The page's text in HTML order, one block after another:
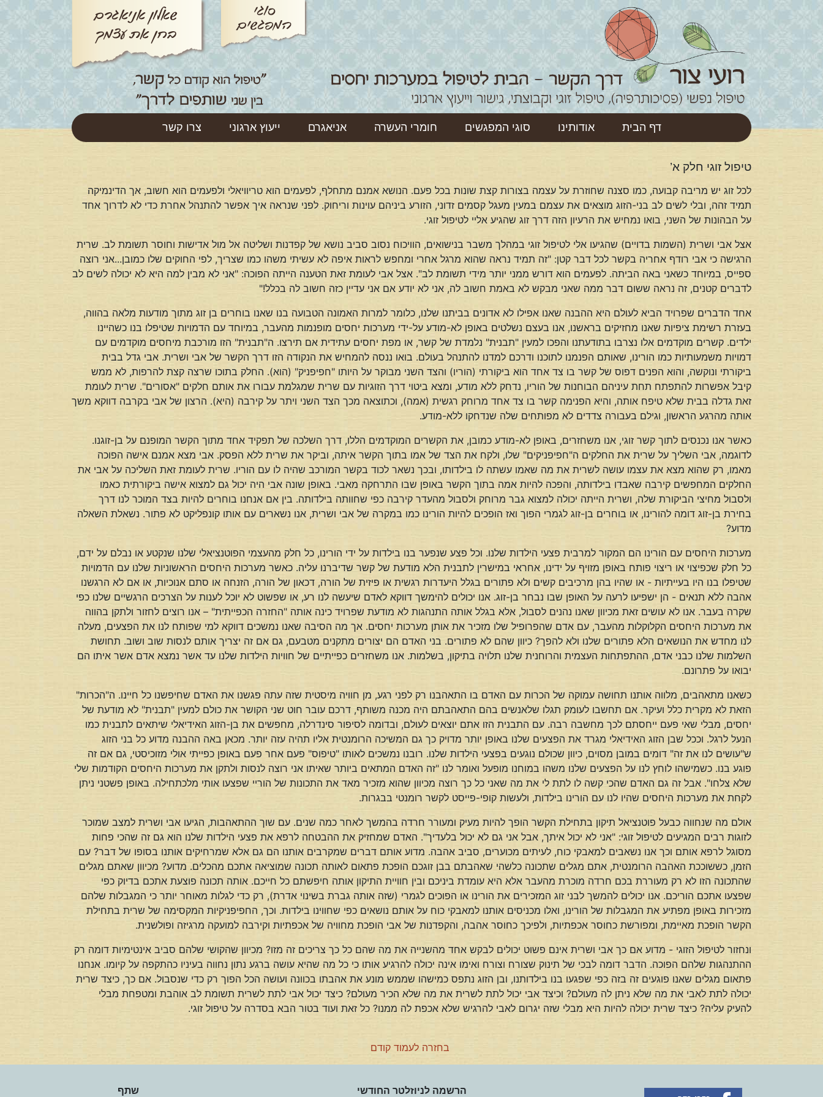
דף הבית אודותינו סוגי המפגשים חומרי העשרה אניאגרם ייעוץ ארגוני צרו קשר
טיפול זוגי חלק א’
לכל זוג יש מריבה קבועה, כמו סצנה שחוזרת על עצמה בצורות קצת שונות בכל פעם. הנושא אמנם מתחלף, לפעמים הוא טריוויאלי ולפעמים הוא חשוב, אך הדינמיקה
תמיד זהה, ובלי לשים לב בני-הזוג מוצאים את עצמם במעין מעגל קסמים זדוני, הזורע ביניהם עוינות וריחוק. לפני שנראה איך אפשר להתנהל אחרת כדי לא לדרוך אחד
על הבהונות של השני, בואו נמחיש את הרעיון הזה דרך זוג שהגיע אליי לטיפול זוגי.
אצל אבי ושרית (השמות בדויים) שהגיעו אלי לטיפול זוגי במהלך משבר בנישואים, הוויכוח נסוב סביב נושא של קפדנות ושליטה אל מול אדישות וחוסר תשומת לב. שרית
הרגישה כי אבי רודף אחריה בקשר לכל דבר קטן: "זה תמיד נראה שהוא מרגל אחרי ומחפש לראות איפה לא עשיתי משהו כמו שצריך, לפי החוקים שלו כמובן...אני רוצה
ספייס, במיוחד כשאני באה הביתה. לפעמים הוא דורש ממני יותר מידי תשומת לב". אצל אבי לעומת זאת הטענה הייתה הפוכה: "אני לא מבין למה היא לא יכולה לשים לב
לדברים קטנים, זה נראה ששום דבר ממה שאני מבקש לא באמת חשוב לה, אני לא יודע אם אני עדיין כזה חשוב לה בכלל!"
אחד הדברים שפרויד הביא לעולם היא ההבנה שאנו אפילו לא אדונים בביתנו שלנו, כלומר למרות האמונה הטבועה בנו שאנו בוחרים בן זוג מתוך מודעות מלאה בהווה,
בעזרת רשימת ציפיות שאנו מחזיקים בראשנו, אנו בעצם נשלטים באופן לא-מודע על-ידי מערכות יחסים מופנמות מהעבר, במיוחד עם הדמויות שטיפלו בנו כשהיינו
ילדים. קשרים מוקדמים אלו נצרבו בתודעתנו והפכו למעין "תבנית" נלמדת של קשר, או מפת יחסים עתידית אם תירצו. ה"תבנית" הזו מורכבת מיחסים מוקדמים עם
דמויות משמעותיות כמו הורינו, שאותם הפנמנו לתוכנו ודרכם למדנו להתנהל בעולם. בואו ננסה להמחיש את הנקודה הזו דרך הקשר של אבי ושרית. אבי גדל בבית
ביקורתי ונוקשה, והוא הפנים דפוס של קשר בו צד אחד הוא ביקורתי (הוריו) והצד השני מבוקר על היותו "חפיפניק" (הוא). החלק בתוכו שרצה קצת להרפות, לא ממש
קיבל אפשרות להתפתח תחת עיניהם הבוחנות של הוריו, נדחק ללא מודע, ומצא ביטוי דרך הזוגיות עם שרית שמגלמת עבורו את אותם חלקים "אסורים". שרית לעומת
זאת גדלה בבית שלא טיפח אותה, והיא הפנימה קשר בו צד אחד מרוחק רגשית (אמה), וכתוצאה מכך הצד השני ויתר על קירבה (היא). הרצון של אבי בקרבה דווקא משך
אותה מהרגע הראשון, וגילם בעבורה צדדים לא מפותחים שלה שנדחקו ללא-מודע.
כאשר אנו נכנסים לתוך קשר זוגי, אנו משחזרים, באופן לא-מודע כמובן, את הקשרים המוקדמים הללו, דרך השלכה של תפקיד אחד מתוך הקשר המופנם על בן-זוגנו.
לדוגמה, אבי השליך על שרית את החלקים ה"חפיפניקים" שלו, ולקח את הצד של אמו בתוך הקשר איתה, וביקר את שרית ללא הפסק. אבי מצא אמנם אישה הפוכה
מאמו, רק שהוא מצא את עצמו עושה לשרית את מה שאמו עשתה לו בילדותו, ובכך נשאר לכוד בקשר המורכב שהיה לו עם הוריו. שרית לעומת זאת השליכה על אבי את
החלקים המחפשים קירבה שאבדו בילדותה, והפכה להיות אמה בתוך הקשר באופן שבו התרחקה מאבי. באופן שונה אבי היה יכול גם למצוא אישה ביקורתית כאמו
ולסבול מחיצי הביקורת שלה, ושרית הייתה יכולה למצוא גבר מרוחק ולסבול מהעדר קירבה כפי שחוותה בילדותה. בין אם אנחנו בוחרים להיות בצד המוכר לנו דרך
בחירת בן-זוג דומה להורינו, או בוחרים בן-זוג לגמרי הפוך ואז הופכים להיות הורינו כמו במקרה של אבי ושרית, אנו נשארים עם אותו קונפליקט לא פתור. נשאלת השאלה
מדוע?
מערכות היחסים עם הורינו הם המקור למרבית פצעי הילדות שלנו. וכל פצע שנפער בנו בילדות על ידי הורינו, כל חלק מהעצמי הפוטנציאלי שלנו שנקטע או נבלם על ידם,
כל חלק שכפיצוי או ריצוי פותח באופן מזויף על ידינו, אחראי במישרין לתבנית הלא מודעת של קשר שדיברנו עליה. כאשר מערכות היחסים הראשוניות שלנו עם הדמויות
שטיפלו בנו היו בעייתיות - או שהיו בהן מרכיבים קשים ולא פתורים בגלל היעדרות רגשית או פיזית של הורה, דכאון של הורה, הזנחה או סתם אנוכיות, או אם לא הרגשנו
אהבה ללא תנאים - הן ישפיעו לרעה על האופן שבו נבחר בן-זוג. אנו יכולים להימשך דווקא לאדם שיעשה לנו רע, או שפשוט לא יוכל לענות על הצרכים הרגשיים שלנו כפי
שקרה בעבר. אנו לא עושים זאת מכיוון שאנו נהנים לסבול, אלא בגלל אותה התנהגות לא מודעת שפרויד כינה אותה "החזרה הכפייתית" – אנו רוצים לחזור ולתקן בהווה
את מערכות היחסים הקלוקלות מהעבר, עם אדם שהפרופיל שלו מזכיר את אותן מערכות יחסים. אך מה הסיבה שאנו נמשכים דווקא למי שפותח לנו את הפצעים, מעלה
לנו מחדש את הנושאים הלא פתורים שלנו ולא להפך? כיוון שהם לא פתורים. בני האדם הם יצורים מתקנים מטבעם, גם אם זה יצריך אותם לנסות שוב ושוב. תחושת
השלמות שלנו כבני אדם, ההתפתחות העצמית והרוחנית שלנו תלויה בתיקון, בשלמות. אנו משחזרים כפייתיים של חוויות הילדות שלנו עד אשר נמצא אדם אשר איתו הם
יבואו על פתרונם.
כשאנו מתאהבים, מלווה אותנו תחושה עמוקה של הכרות עם האדם בו התאהבנו רק לפני רגע, מן חוויה מיסטית שזה עתה פגשנו את האדם שחיפשנו כל חיינו. ה"הכרות"
הזאת לא מקרית כלל ועיקר. אם תחשבו לעומק תגלו שלאנשים בהם התאהבתם היה מכנה משותף, דרכם עובר חוט שני הקושר את כולם למעין "תבנית" לא מודעת של
יחסים, מבלי שאי פעם ייחסתם לכך מחשבה רבה. עם התבנית הזו אתם יוצאים לעולם, ובדומה לסיפור סינדרלה, מחפשים את בן-הזוג האידיאלי שיתאים לתבנית כמו
הנעל לרגל. וככל שבן הזוג האידיאלי מגרד את הפצעים שלנו באופן יותר מדויק כך גם המשיכה הרומנטית אליו תהיה עזה יותר. מכאן באה ההבנה מדוע כל בני הזוג
ש"עושים לנו את זה" דומים במובן מסוים, כיוון שכולם נוגעים בפצעי הילדות שלנו. רובנו נמשכים לאותו "טיפוס" פעם אחר פעם באופן כפייתי אולי מזוכיסטי, גם אם זה
פוגע בנו. כשמישהו לוחץ לנו על הפצעים שלנו משהו במוחנו מופעל ואומר לנו "זה האדם המתאים ביותר שאיתו אני רוצה לנסות ולתקן את מערכות היחסים הקודמות שלי
שלא צלחו". אבל זה גם האדם שהכי קשה לו לתת לי את מה שאני כל כך רוצה מכיוון שהוא מזכיר מאד את התכונות של הוריי שפצעו אותי מלכתחילה. באופן פשטני ניתן
לקחת את מערכות היחסים שהיו לנו עם הורינו בילדות, ולעשות קופי-פייסט לקשר רומנטי בבגרות.
אולם מה שנחווה כבעל פוטנציאל תיקון בתחילת הקשר הופך להיות מעיק ומעורר חרדה בהמשך לאחר כמה שנים. עם שוך ההתאהבות, הגיעו אבי ושרית למצב שמוכר
לזוגות רבים המגיעים לטיפול זוגי: "אני לא יכול איתך, אבל אני גם לא יכול בלעדיך". האדם שמחזיק את ההבטחה לרפא את פצעי הילדות שלנו הוא גם זה שהכי פחות
מסוגל לרפא אותם וכך אנו נשאבים למאבקי כוח, לעיתים מכוערים, סביב אהבה. מדוע אותם דברים שמקרבים אותנו הם גם אלא שמרחיקים אותנו בסופו של דבר? עם
הזמן, כששוככת האהבה הרומנטית, אתם מגלים שתכונה כלשהי שאהבתם בבן זוגכם הופכת פתאום לאותה תכונה שמוציאה אתכם מהכלים. מדוע? מכיוון שאתם מגלים
שהתכונה הזו לא רק מעוררת בכם חרדה מוכרת מהעבר אלא היא עומדת ביניכם ובין חוויית התיקון אותה חיפשתם כל חייכם. אותה תכונה פוצעת אתכם בדיוק כפי
שפצעו אתכם הוריכם. אנו יכולים להמשך לבני זוג המזכירים את הורינו או הפוכים לגמרי (שזה אותה גברת בשינוי אדרת), רק כדי לגלות מאוחר יותר כי המגבלות שלהם
מזכירות באופן מפתיע את המגבלות של הורינו, ואלו מכניסים אותנו למאבקי כוח על אותם נושאים כפי שחווינו בילדות. וכך, החפיפניקיות המקסימה של שרית בתחילת
הקשר הופכת מאיימת, ומפורשת כחוסר אכפתיות, ולפיכך כחוסר אהבה, והקפדנות של אבי הופכת מחוויה של אכפתיות וקירבה למועקה מרגיזה ופולשנית.
ונחזור לטיפול הזוגי - מדוע אם כך אבי ושרית אינם פשוט יכולים לבקש אחד מהשנייה את מה שהם כל כך צריכים זה מזו? מכיוון שהקושי שלהם סביב אינטימיות דומה רק
ההתנהגות שלהם הפוכה. הדבר דומה לבכי של תינוק שצורח וצורח ואימו אינה יכולה להרגיע אותו כי כל מה שהיא עושה ברגע נתון נחווה בעיניו כהתקפה על קיומו. אנחנו
פתאום מגלים שאנו פוגעים זה בזה כפי שפגעו בנו בילדותנו, ובן הזוג נתפס כמישהו שממש מונע את אהבתו בכוונה ועושה הכל הפוך רק כדי שנסבול. אם כך, כיצד שרית
יכולה לתת לאבי את מה שלא ניתן לה מעולם? וכיצד אבי יכול לתת לשרית את מה שלא הכיר מעולם? כיצד יכול אבי לתת לשרית תשומת לב אוהבת ומטפחת מבלי
להעיק עליה? כיצד שרית יכולה להיות היא מבלי שזה יגרום לאבי להרגיש שלא אכפת לה ממנו? כל זאת ועוד בטור הבא בסדרה על טיפול זוגי.
בחזרה לעמוד קודם
הרשמה לניוזלטר החודשי שתף